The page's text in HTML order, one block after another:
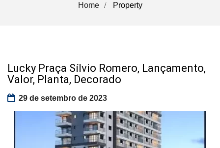
Home Property
Lucky Praça Sílvio Romero, Lançamento,
Valor, Planta, Decorado
29 de setembro de 2023